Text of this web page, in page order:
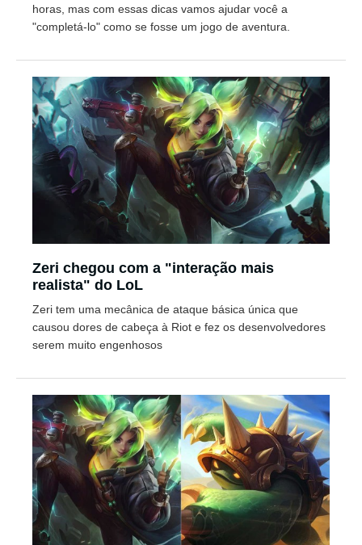
horas, mas com essas dicas vamos ajudar você a
"completá-lo" como se fosse um jogo de aventura.
Zeri chegou com a "interação mais
realista" do LoL
Zeri tem uma mecânica de ataque básica única que
causou dores de cabeça à Riot e fez os desenvolvedores
serem muito engenhosos